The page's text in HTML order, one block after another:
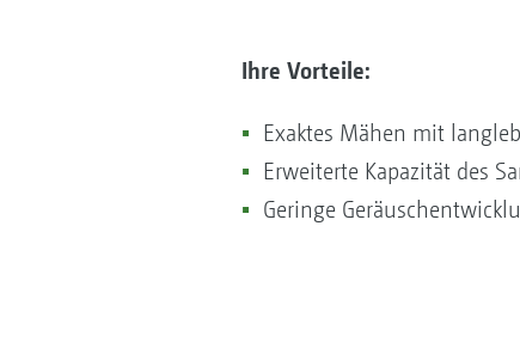
Ihre Vorteile:
Exaktes Mähen mit
Erweiterte Kapazität des
Geringe